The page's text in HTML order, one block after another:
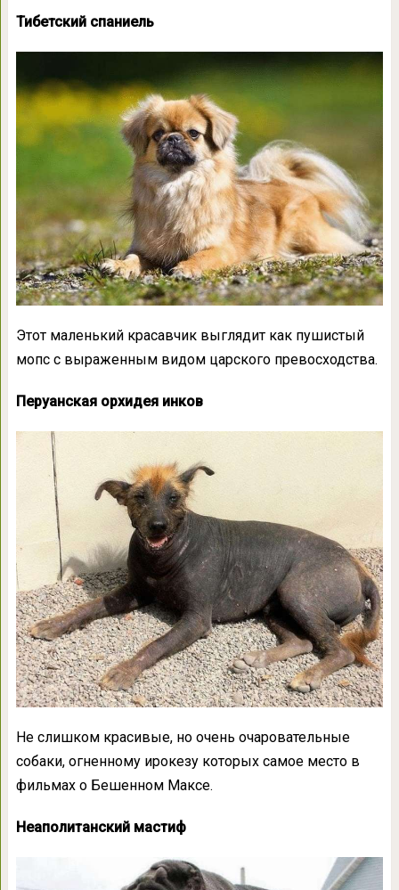
Тибетский спаниель
Этот маленький красавчик выглядит как пушистый
мопс с выраженным видом царского превосходства.
Перуанская орхидея инков
Не слишком красивые, но очень очаровательные
собаки, огненному ирокезу которых самое место в
фильмах о Бешенном Максе.
Неаполитанский мастиф